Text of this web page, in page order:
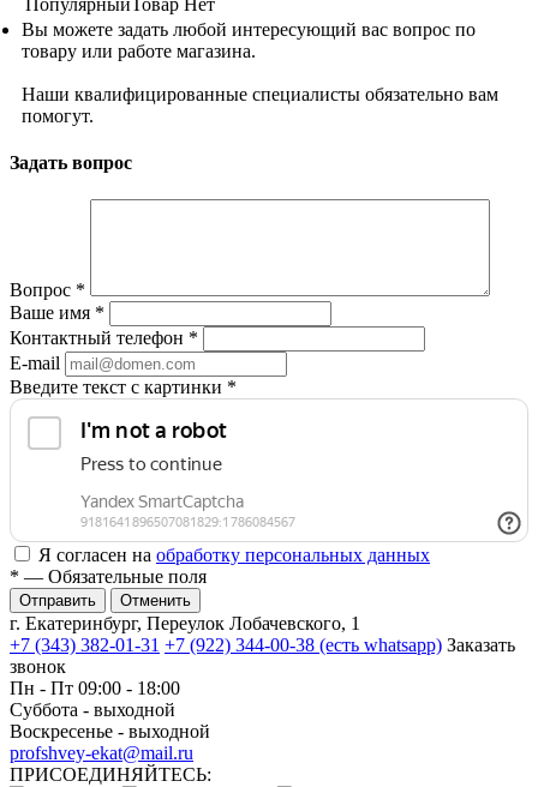
Вы можете задать любой интересующий вас вопрос по
товару или работе магазина.
Наши квалифицированные специалисты обязательно вам
помогут.
Задать вопрос
Вопрос *
Ваше имя *
Контактный телефон *
E-mail
Введите текст с картинки *
Я согласен на обработку персональных данных
* — Обязательные поля
Отменить
г. Екатеринбург, Переулок Лобачевского, 1
+7 (343) 382-01-31 +7 (922) 344-00-38 (есть whatsapp) Заказать
звонок
Пн - Пт 09:00 - 18:00
Суббота - выходной
Воскресенье - выходной
profshvey-ekat@mail.ru
ПРИСОЕДИНЯЙТЕСЬ: